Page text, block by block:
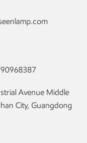
de iluminación
en las tecnologías de
de forma
sistemas de control
Estas
energética, la
comerciales
Avenue Middle
City, Guangdong